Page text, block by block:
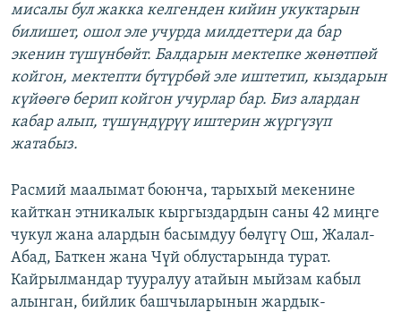
мисалы бул жакка келгенден кийин укуктарын
билишет, ошол эле учурда милдеттери да бар
экенин түшүнбөйт. Балдарын мектепке жөнөтпөй
койгон, мектепти бүтүрбөй эле иштетип, кыздарын
күйөөгө берип койгон учурлар бар. Биз алардан
кабар алып, түшүндүрүү иштерин жүргүзүп
жатабыз.
Расмий маалымат боюнча, тарыхый мекенине
кайткан этникалык кыргыздардын саны 42 миңге
чукул жана алардын басымдуу бөлүгү Ош, Жалал-
Абад, Баткен жана Чүй облустарында турат.
Кайрылмандар тууралуу атайын мыйзам кабыл
алынган, бийлик башчыларынын жардык-